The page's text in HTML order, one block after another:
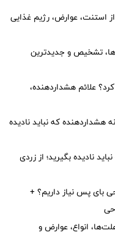
عوارض، رژیم غذایی
تشخیص و جدیدترین
علائم هشداردهنده،
سرطان کبد چیست؟ ۱۰ نشانه هشداردهنده که نباید نادیده
نادیده بگیرید؛ از زردی
پس نیاز داریم؟ +
انواع، عوارض و